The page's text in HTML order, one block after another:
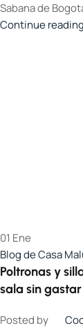
Sabana de
Continue reading
01 Ene
Blog de Casa
Poltronas y
sala sin
Posted by